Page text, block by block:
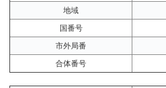
地域
国番号
市外局番
合体番号